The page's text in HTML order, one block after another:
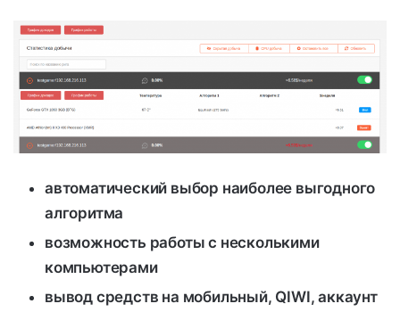
автоматический выбор наиболее выгодного
алгоритма
возможность работы с несколькими
компьютерами
вывод средств на мобильный, QIWI, аккаунт